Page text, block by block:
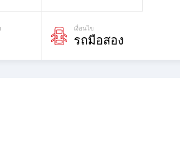
เงื่อนไข
รถมือสอง